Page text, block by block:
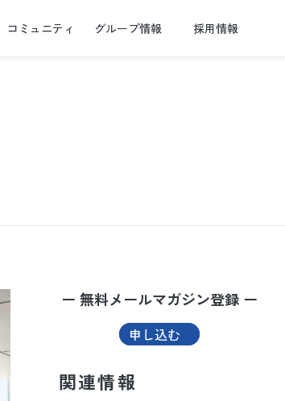
コミュニティ グループ情報 採用情報
ー 無料メールマガジン登録 ー
申し込む
関連情報